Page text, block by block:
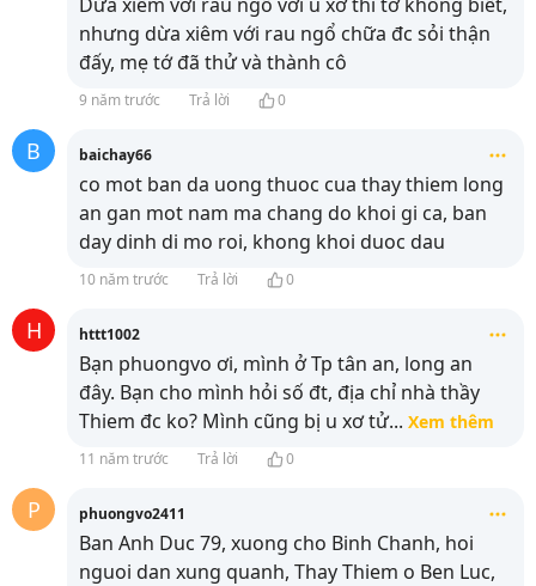
nhưng dừa xiêm với rau ngổ chữa đc sỏi thận
đấy, mẹ tớ đã thử và thành cô
9 năm trước Trả lời 0
B baichay66
co mot ban da uong thuoc cua thay thiem long
an gan mot nam ma chang do khoi gi ca, ban
day dinh di mo roi, khong khoi duoc dau
10 năm trước Trả lời 0
H httt1002
Bạn phuongvo ơi, mình ở Tp tân an, long an
đây. Bạn cho mình hỏi số đt, địa chỉ nhà thầy
Thiem đc ko? Mình cũng bị u xơ tử... Xem thêm
11 năm trước Trả lời 0
P phuongvo2411
Ban Anh Duc 79, xuong cho Binh Chanh, hoi
nguoi dan xung quanh, Thay Thiem o Ben Luc,